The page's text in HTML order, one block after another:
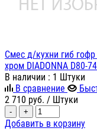
Смес д/кухни гиб
хром DIADONNA D80-
В наличии : 1 Штуки
В сравнение
2 710 руб. / Штуки
- +
Добавить в корзину